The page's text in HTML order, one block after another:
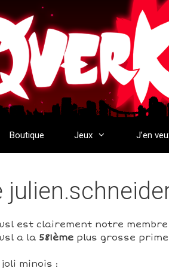
Boutique Jeux J’en
est clairement notre
a la 581èmeplus grosse prime
minois :